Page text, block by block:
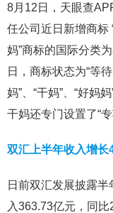
8月12日，天眼查
任公司近日新增商标
妈”商标的国际分类
日，商标状态为“等
妈”、“干妈”、“好妈
干妈还专门设置了“
双汇上半年收入增长
日前双汇发展披露
入363.73亿元，同